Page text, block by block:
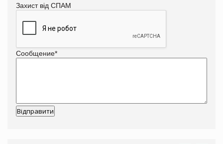
Захист від СПАМ
Сообщение*